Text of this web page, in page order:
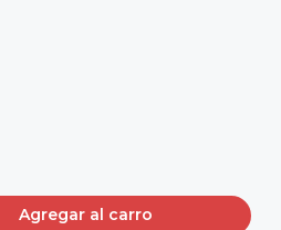
Agregar al carro